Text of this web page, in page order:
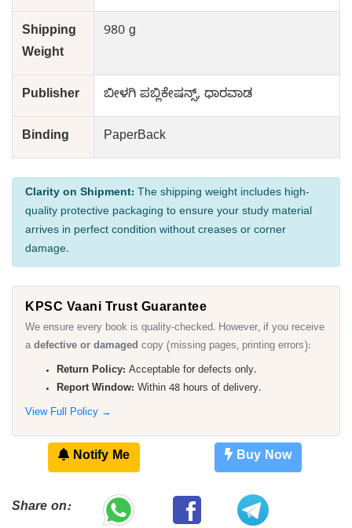
Shipping
Weight
980 g
Publisher ಬೀಳಗಿ ಪಬ್ಲಿಕೇಷನ್ಸ್, ಧಾರವಾಡ
Binding PaperBack
Clarity on Shipment: The shipping weight includes high-
quality protective packaging to ensure your study material
arrives in perfect condition without creases or corner
damage.
KPSC Vaani Trust Guarantee
We ensure every book is quality-checked. However, if you receive
adefective or damaged copy (missing pages, printing errors):
Return Policy: Acceptable for defects only.
Report Window: Within 48 hours of delivery.
View Full Policy →
Notify Me Buy Now
Share on: